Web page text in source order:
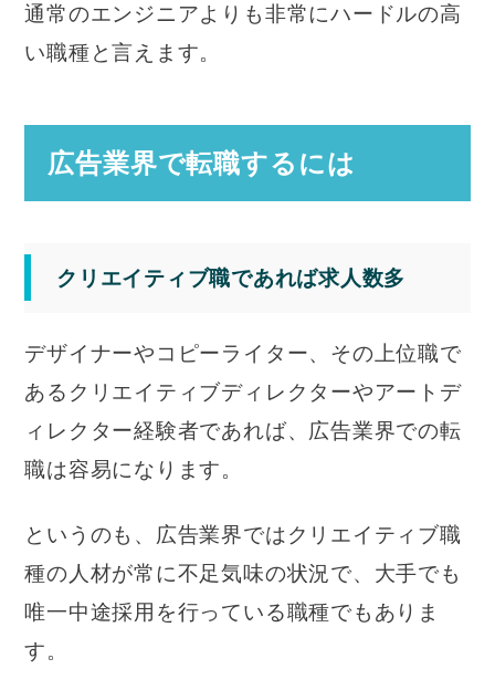
通常のエンジニアよりも非常にハードルの高
い職種と言えます。
広告業界で転職するには
クリエイティブ職であれば求人数多
デザイナーやコピーライター、その上位職で
あるクリエイティブディレクターやアートデ
ィレクター経験者であれば、広告業界での転
職は容易になります。
というのも、広告業界ではクリエイティブ職
種の人材が常に不足気味の状況で、大手でも
唯一中途採用を行っている職種でもありま
す。